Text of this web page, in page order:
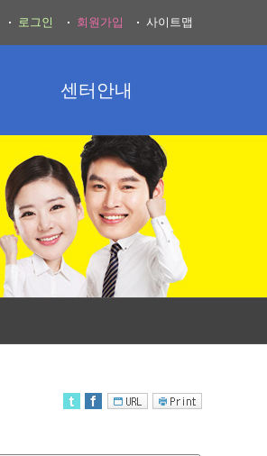
센터안내
로그인 회원가입 사이트맵